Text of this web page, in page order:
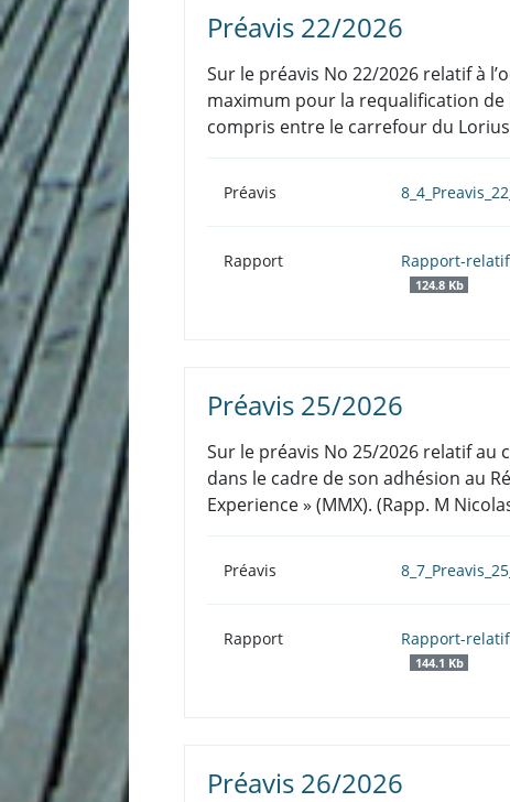
Préavis 22/2026
Sur le préavis No 22/2026 relatif à
maximum pour la requalification de
compris entre le carrefour du
Préavis
Rapport Rapport-
124.8 Kb
Préavis 25/2026
Sur le préavis No 25/2026 relatif
dans le cadre de son adhésion au
Experience » (MMX). (Rapp. M
Préavis
Rapport Rapport-
144.1 Kb
Préavis 26/2026